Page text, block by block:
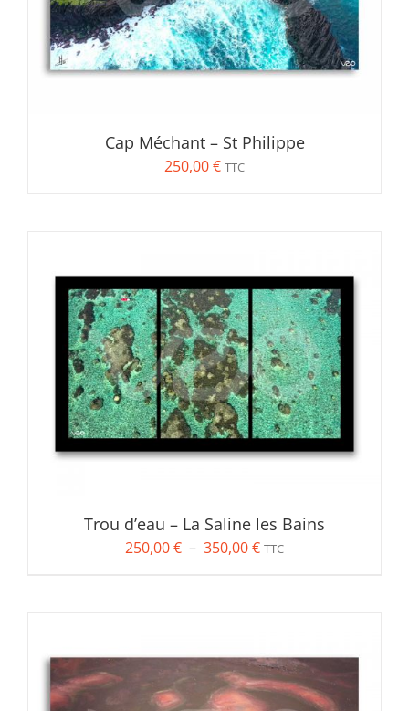
Rechercher:
Voyage(10)
Bleu(4)
Rose (1)
Diptyque(1)
Quadriptyque(1)
Triptyque(3)
Unique(10)
Cap Méchant – St Philippe
250,00€ TTC
Trou d’eau – La Saline les Bains
250,00€ – 350,00€Plage
350,00 €
TTC